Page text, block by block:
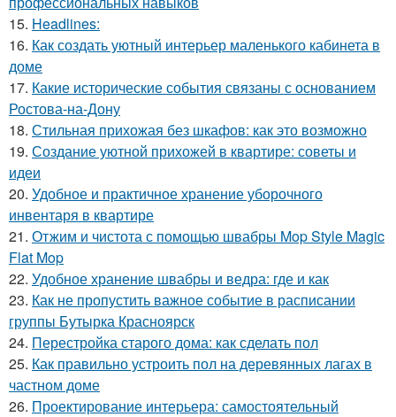
15. Headlines:
16. Как создать уютный интерьер маленького кабинета в
доме
17. Какие исторические события связаны с основанием
Ростова-на-Дону
18. Стильная прихожая без шкафов: как это возможно
19. Создание уютной прихожей в квартире: советы и
идеи
20. Удобное и практичное хранение уборочного
инвентаря в квартире
21. Отжим и чистота с помощью швабры Mop Style Magic
Flat Mop
22. Удобное хранение швабры и ведра: где и как
23. Как не пропустить важное событие в расписании
группы Бутырка Красноярск
24. Перестройка старого дома: как сделать пол
25. Как правильно устроить пол на деревянных лагах в
частном доме
26. Проектирование интерьера: самостоятельный